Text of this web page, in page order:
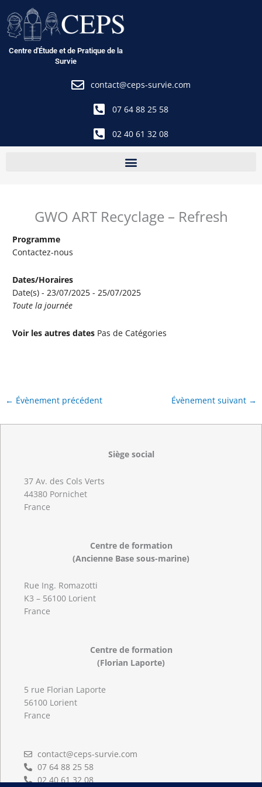
au
contenu
Centre d'Étude et de Pratique de la
Survie
contact@ceps-survie.com
07 64 88 25 58
02 40 61 32 08
GWO ART Recyclage – Refresh
Programme
Contactez-nous
Dates/Horaires
Date(s) - 23/07/2025 - 25/07/2025
Toute la journée
Voir les autres dates Pas de Catégories
← Évènement précédent Évènement suivant →
Siège social
37 Av. des Cols Verts
44380 Pornichet
France
Centre de formation
(Ancienne Base sous-marine)
Rue Ing. Romazotti
K3 – 56100 Lorient
France
Centre de formation
(Florian Laporte)
5 rue Florian Laporte
56100 Lorient
France
contact@ceps-survie.com
07 64 88 25 58
02 40 61 32 08